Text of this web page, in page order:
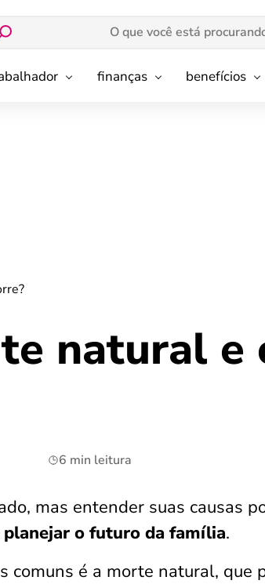
finanças benefícios
natural e
6 min leitura
mas entender suas causas
planejar o futuro da família.
comuns é a morte natural, que